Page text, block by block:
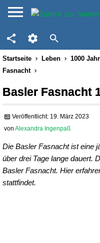
Startseite Leben 1000
Fasnacht
Basler Fasnacht
Veröffentlicht: 19. März 2023
von Alexandra Ingenpaß
Die Basler Fasnacht ist eine
über drei Tage lange dauert.
Basler Fasnacht. Hier
stattfindet.